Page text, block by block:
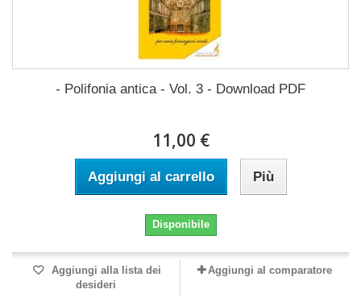
- Polifonia antica - Vol. 3 - Download PDF
11,00 €
Aggiungi al carrello Più
Disponibile
Aggiungi alla lista dei
desideri
Aggiungi al comparatore